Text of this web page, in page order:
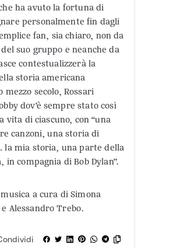
ha avuto la fortuna di
personalmente fin dagli
fan, sia chiaro, non da
suo gruppo e neanche da
contestualizzerà la
storia americana
mezzo secolo, Rossari
dov’è sempre stato così
vita di ciascuno, con “una
canzoni, una storia di
la mia storia, una parte della
in compagnia di Bob Dylan”.
a cura di Simona
Alessandro Trebo.